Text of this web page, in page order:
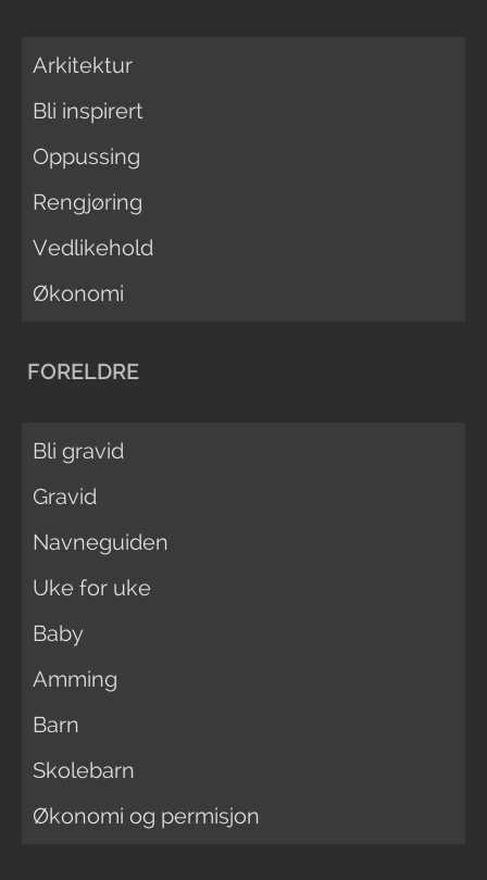
Arkitektur
Bli inspirert
Oppussing
Rengjøring
Vedlikehold
Økonomi
FORELDRE
Bli gravid
Gravid
Navneguiden
Uke for uke
Baby
Amming
Barn
Skolebarn
Økonomi og permisjon